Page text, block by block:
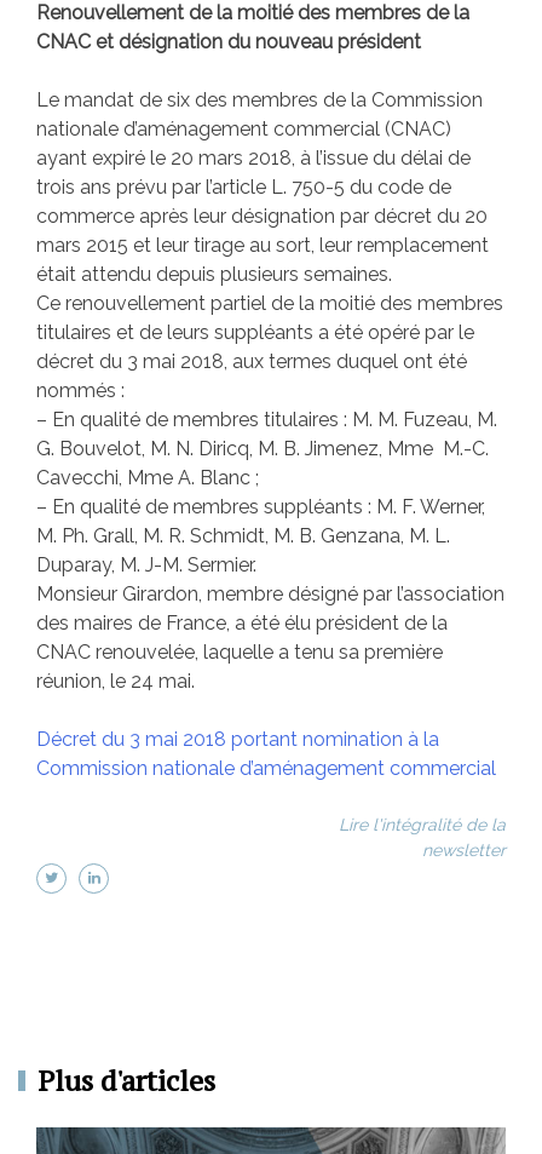
Renouvellement de la moitié des membres de la
CNAC et désignation du nouveau président
Le mandat de six des membres de la Commission
nationale d’aménagement commercial (CNAC)
ayant expiré le 20 mars 2018, à l’issue du délai de
trois ans prévu par l’article L. 750-5 du code de
commerce après leur désignation par décret du 20
mars 2015 et leur tirage au sort, leur remplacement
était attendu depuis plusieurs semaines.
Ce renouvellement partiel de la moitié des membres
titulaires et de leurs suppléants a été opéré par le
décret du 3 mai 2018, aux termes duquel ont été
nommés :
– En qualité de membres titulaires : M. M. Fuzeau, M.
G. Bouvelot, M. N. Diricq, M. B. Jimenez, Mme M.-C.
Cavecchi, Mme A. Blanc ;
– En qualité de membres suppléants : M. F. Werner,
M. Ph. Grall, M. R. Schmidt, M. B. Genzana, M. L.
Duparay, M. J-M. Sermier.
Monsieur Girardon, membre désigné par l’association
des maires de France, a été élu président de la
CNAC renouvelée, laquelle a tenu sa première
réunion, le 24 mai.
Décret du 3 mai 2018 portant nomination à la
Commission nationale d’aménagement commercial
Lire l'intégralité de la
newsletter
Plus d'articles